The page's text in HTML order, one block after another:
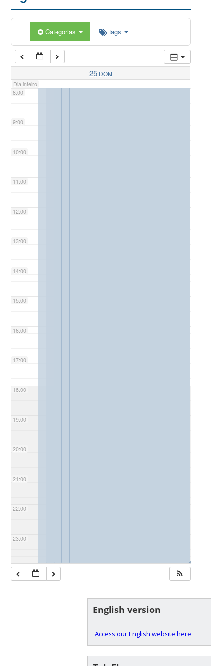
Categorias tags
25 DOM
Dia inteiro
5:00
7:00
8:00
9:00
10:00
11:00
12:00
13:00
14:00
15:00
16:00
17:00
18:00
19:00
20:00
21:00
22:00
23:00
◢◢◢◢
English version
Access our English website here